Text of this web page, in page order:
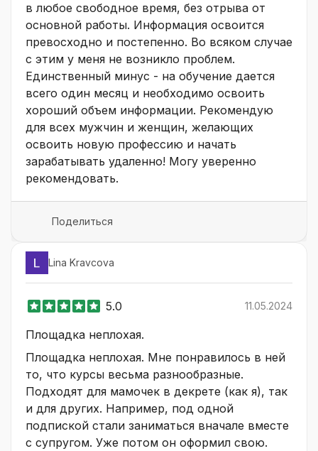
в любое свободное время, без отрыва от
основной работы. Информация освоится
превосходно и постепенно. Во всяком случае
с этим у меня не возникло проблем.
Единственный минус - на обучение дается
всего один месяц и необходимо освоить
хороший объем информации. Рекомендую
для всех мужчин и женщин, желающих
освоить новую профессию и начать
зарабатывать удаленно! Могу уверенно
рекомендовать.
Поделиться
Lina Kravcova
5.0 11.05.2024
Площадка неплохая.
Площадка неплохая. Мне понравилось в ней
то, что курсы весьма разнообразные.
Подходят для мамочек в декрете (как я), так
и для других. Например, под одной
подпиской стали заниматься вначале вместе
с супругом. Уже потом он оформил свою.